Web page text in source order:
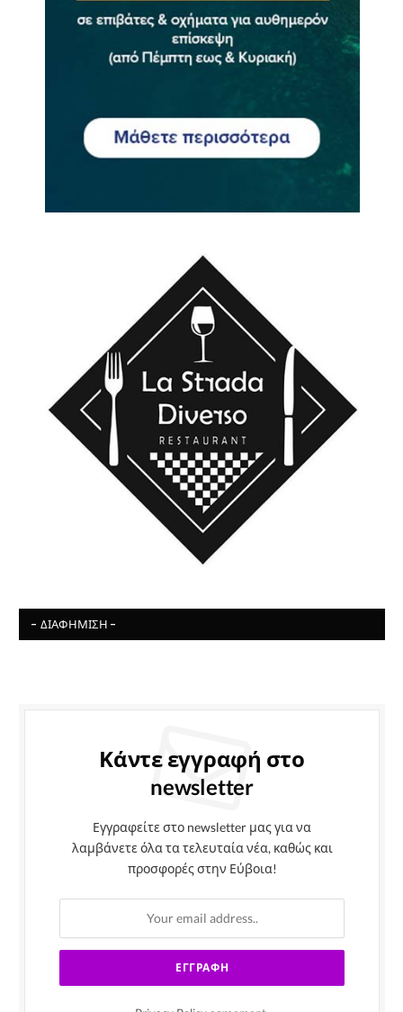
- ΔΙΑΦΉΜΙΣΗ -
Κάντε εγγραφή στο
newsletter
Εγγραφείτε στο newsletter μας για να
λαμβάνετε όλα τα τελευταία νέα, καθώς και
προσφορές στην Εύβοια!